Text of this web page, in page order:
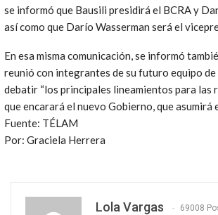
se informó que Bausili presidirá el BCRA y
así como que Darío Wasserman será el
En esa misma comunicación, se informó
reunió con integrantes de su futuro equipo
debatir “los principales lineamientos para las
que encarará el nuevo Gobierno, que asumirá
Fuente: TÉLAM
Por: Graciela Herrera
Lola Vargas 69008